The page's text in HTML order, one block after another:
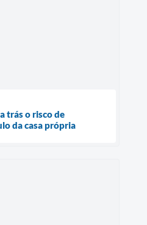
trás o risco de
da casa própria